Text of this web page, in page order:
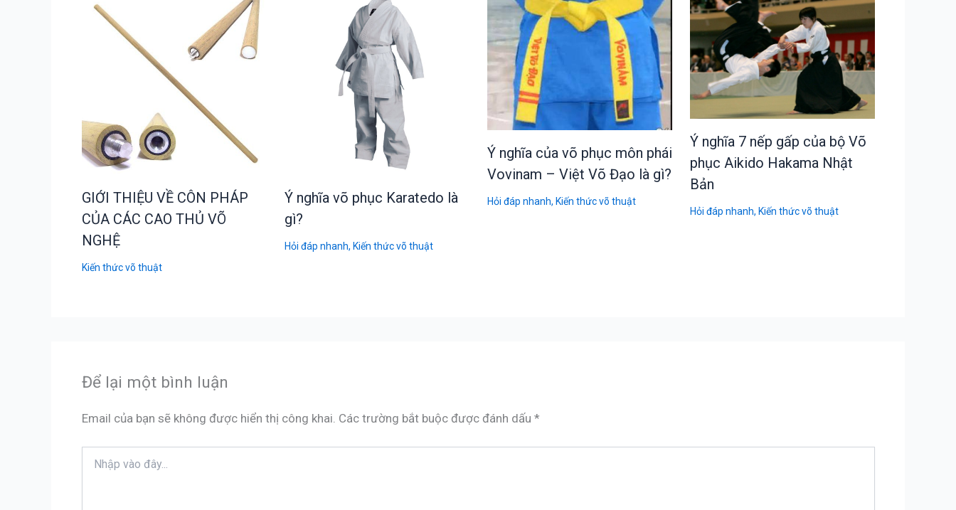
GIỚI THIỆU VỀ CÔN PHÁP
CỦA CÁC CAO THỦ VÕ
NGHỆ
Kiến thức võ thuật
Ý nghĩa võ phục Karatedo là
gì?
Hỏi đáp nhanh, Kiến thức võ thuật
Ý nghĩa của võ phục môn phái
Vovinam – Việt Võ Đạo là gì?
Hỏi đáp nhanh, Kiến thức võ thuật
Ý nghĩa 7 nếp gấp của bộ Võ
phục Aikido Hakama Nhật
Bản
Hỏi đáp nhanh, Kiến thức võ thuật
Để lại một bình luận
Email của bạn sẽ không được hiển thị công khai. Các trường bắt buộc được đánh dấu *
vào